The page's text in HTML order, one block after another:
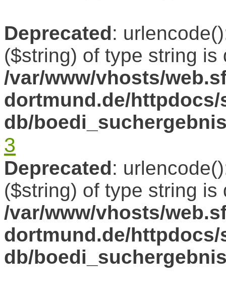
Deprecated:
($string) of type string is
/var/www/vhosts/
dortmund.de/httpdocs/
db/
3
Deprecated:
($string) of type string is
/var/www/vhosts/
dortmund.de/httpdocs/
db/